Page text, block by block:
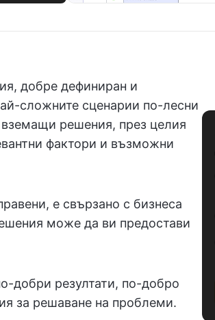
добре дефиниран и
сложните сценарии по-лесни
решения, през целия
фактори и възможни
е свързано с бизнеса
може да ви предостави
добри резултати, по-добро
за решаване на проблеми.